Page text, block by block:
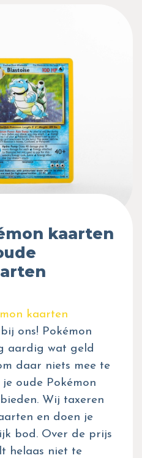
kaarten
kaarten
ons! Pokémon
aardig wat geld
daar niets mee te
oude Pokémon
Wij taxeren
en doen je
bod. Over de prijs
helaas niet te